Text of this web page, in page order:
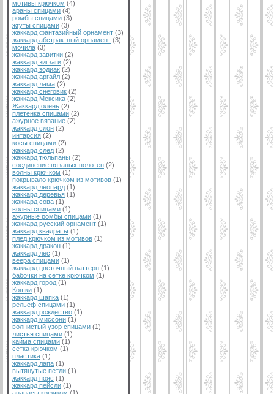
мотивы крючком (4)
араны спицами (4)
ромбы спицами (3)
жгуты спицами (3)
жаккард фантазийный орнамент (3)
жаккард абстрактный орнамент (3)
мочила (3)
жаккард завитки (2)
жаккард зигзаги (2)
жаккард зодиак (2)
жаккард аргайл (2)
жаккард лама (2)
жаккард снеговик (2)
жаккард Мексика (2)
Жаккард олень (2)
плетенка спицами (2)
ажурное вязание (2)
жаккард слон (2)
интарсия (2)
косы спицами (2)
жаккард след (2)
жаккард тюльпаны (2)
соединение вязаных полотен (2)
волны крючком (1)
покрывало крючком из мотивов (1)
жаккард леопард (1)
жаккард деревья (1)
жаккард сова (1)
волны спицами (1)
ажурные ромбы спицами (1)
жаккард русский орнамент (1)
жаккард квадраты (1)
плед крючком из мотивов (1)
жаккард дракон (1)
жаккард лес (1)
веера спицами (1)
жаккард цветочный паттерн (1)
бабочки на сетке крючком (1)
жаккард город (1)
Кошки (1)
жаккард шапка (1)
рельеф спицами (1)
жаккард рождество (1)
жаккард миссони (1)
волнистый узор спицами (1)
листья спицами (1)
кайма спицами (1)
сетка крючком (1)
пластика (1)
жаккард лапа (1)
вытянутые петли (1)
жаккард пояс (1)
жаккард пейсли (1)